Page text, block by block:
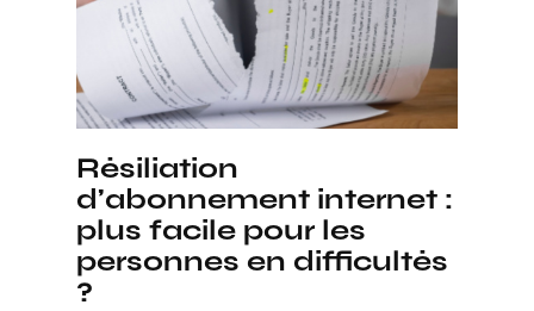
Résiliation
d’abonnement internet :
plus facile pour les
personnes en difficultés
?